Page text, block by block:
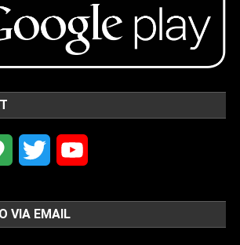
Google Twitter
VIA EMAIL